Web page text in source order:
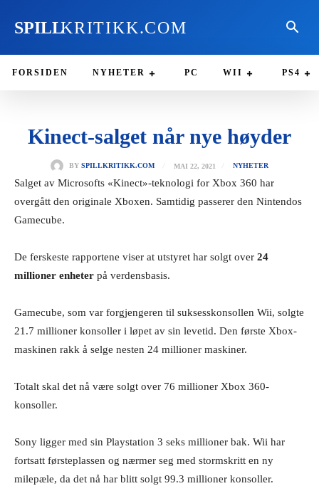
SPILLKRITIKK.COM
FORSIDEN NYHETER PC WII PS4
Kinect-salget når nye høyder
BY SPILLKRITIKK.COM MAI 22, 2021 NYHETER
Salget av Microsofts «Kinect»-teknologi for Xbox 360 har
overgått den originale Xboxen. Samtidig passerer den Nintendos
Gamecube.
De ferskeste rapportene viser at utstyret har solgt over 24
millioner enheter på verdensbasis.
Gamecube, som var forgjengeren til suksesskonsollen Wii, solgte
21.7 millioner konsoller i løpet av sin levetid. Den første Xbox-
maskinen rakk å selge nesten 24 millioner maskiner.
Totalt skal det nå være solgt over 76 millioner Xbox 360-
konsoller.
Sony ligger med sin Playstation 3 seks millioner bak. Wii har
fortsatt førsteplassen og nærmer seg med stormskritt en ny
milepæle, da det nå har blitt solgt 99.3 millioner konsoller.